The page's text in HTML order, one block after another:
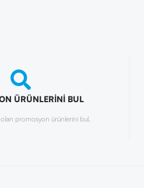
ÜRÜNLERİNİ BUL
olan promosyon ürünlerini bul.